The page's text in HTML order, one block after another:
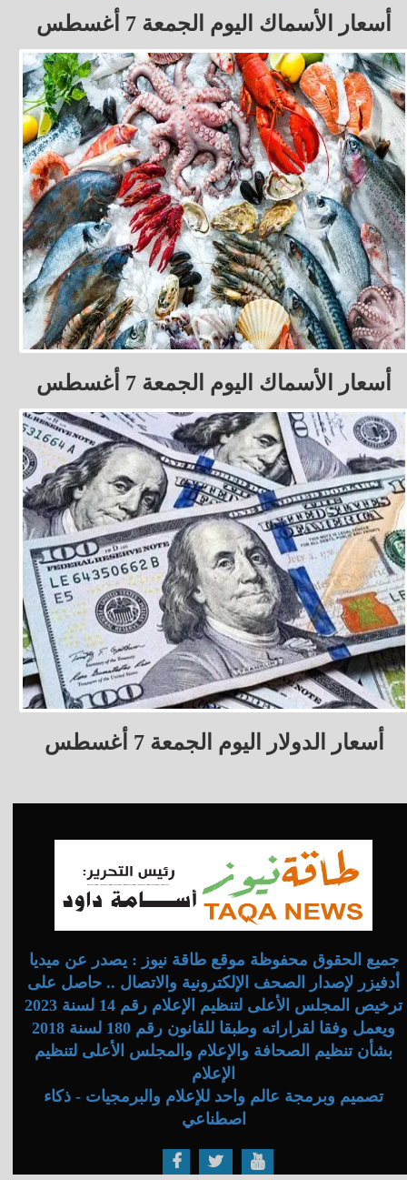
أسعار الأسماك اليوم الجمعة 7 أغسطس
أسعار الأسماك اليوم الجمعة 7 أغسطس
أسعار الدولار اليوم الجمعة 7 أغسطس
جميع الحقوق محفوظة موقع طاقة نيوز : يصدر عن ميديا
أدفيزر لإصدار الصحف الإلكترونية والاتصال .. حاصل على
ترخيص المجلس الأعلى لتنظيم الإعلام رقم 14 لسنة 2023
ويعمل وفقا لقراراته وطبقا للقانون رقم 180 لسنة 2018
بشأن تنظيم الصحافة والإعلام والمجلس الأعلى لتنظيم
الإعلام
تصميم وبرمجة عالم واحد للإعلام والبرمجيات - ذكاء
اصطناعي